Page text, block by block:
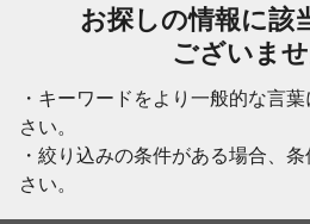
お探しの情報に該
ございませ
・キーワードをより一般的な言
さい。
・絞り込みの条件がある場合、
さい。